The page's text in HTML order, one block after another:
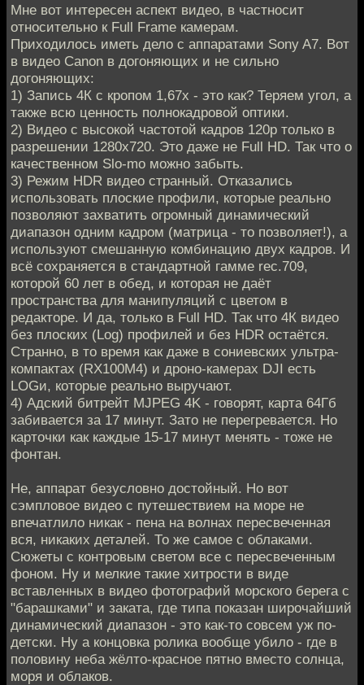
Мне вот интересен аспект видео, в частносит
относительно к Full Frame камерам.
Приходилось иметь дело с аппаратами Sony A7. Вот
в видео Canon в догоняющих и не сильно
догоняющих:
1) Запись 4К с кропом 1,67х - это как? Теряем угол, а
также всю ценность полнокадровой оптики.
2) Видео с высокой частотой кадров 120p только в
разрешении 1280х720. Это даже не Full HD. Так что о
качественном Slo-mo можно забыть.
3) Режим HDR видео странный. Отказались
использовать плоские профили, которые реально
позволяют захватить огромный динамический
диапазон одним кадром (матрица - то позволяет!), а
используют смешанную комбинацию двух кадров. И
всё сохраняется в стандартной гамме rec.709,
которой 60 лет в обед, и которая не даёт
пространства для манипуляций с цветом в
редакторе. И да, только в Full HD. Так что 4К видео
без плоских (Log) профилей и без HDR остаётся.
Странно, в то время как даже в сониевских ультра-
компактах (RX100M4) и дроно-камерах DJI есть
LOGи, которые реально выручают.
4) Адский битрейт MJPEG 4K - говорят, карта 64Гб
забивается за 17 минут. Зато не перегревается. Но
карточки как каждые 15-17 минут менять - тоже не
фонтан.
Не, аппарат безусловно достойный. Но вот
сэмпловое видео с путешествием на море не
впечатлило никак - пена на волнах пересвеченная
вся, никаких деталей. То же самое с облаками.
Сюжеты с контровым светом все с пересвеченным
фоном. Ну и мелкие такие хитрости в виде
вставленных в видео фотографий морского берега с
"барашками" и заката, где типа показан широчайший
динамический диапазон - это как-то совсем уж по-
детски. Ну а концовка ролика вообще убило - где в
половину неба жёлто-красное пятно вместо солнца,
моря и облаков.